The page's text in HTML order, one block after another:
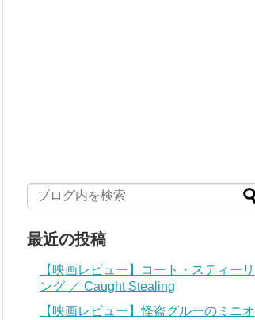
最近の投稿
【映画レビュー】コート・スティーリ
ング ／ Caught Stealing
【映画レビュー】怪盗グルーのミニオ